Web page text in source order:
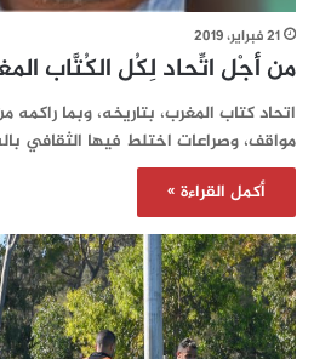
21 فبراير، 2019
من أجْل اتِّحاد لِكُل الكُتَّاب
اتحاد كتاب المغرب، بتاريخه، وبما
مواقف، وصراعات اختلط فيها الثقافي
أكمل القراءة »